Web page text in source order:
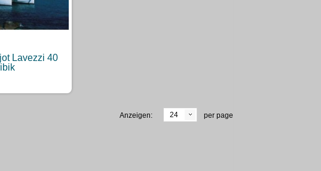
Lavezzi 40
Anzeigen: 24 per page